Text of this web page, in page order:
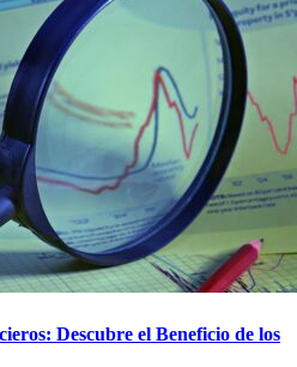
Descubre el Beneficio de los